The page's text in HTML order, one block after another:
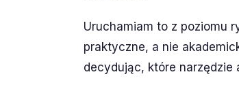
Uruchamiam to z poziomu
praktyczne, a nie
decydując, które narzędzie